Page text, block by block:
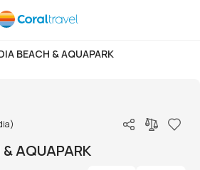
BEACH & AQUAPARK
AQUAPARK